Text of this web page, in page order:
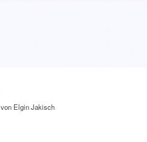
von Elgin Jakisch